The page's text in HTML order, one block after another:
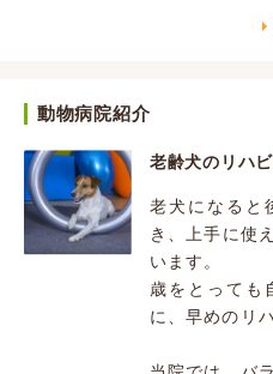
動物病院紹介
老齢犬のリハ
老犬になると
き、上手に使
います。
歳をとっても
に、早めのリ